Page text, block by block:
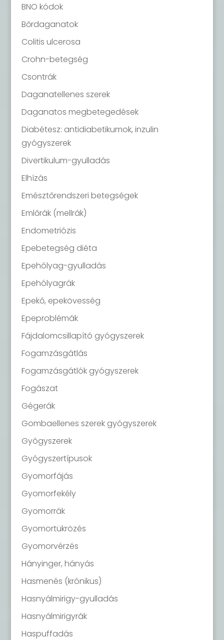
BNO kódok
Bőrdaganatok
Colitis ulcerosa
Crohn-betegség
Csontrák
Daganatellenes szerek
Daganatos megbetegedések
Diabétesz: antidiabetikumok, inzulin
gyógyszerek
Divertikulum-gyulladás
Elhízás
Emésztőrendszeri betegségek
Emlőrák (mellrák)
Endometriózis
Epebetegség diéta
Epehólyag-gyulladás
Epehólyagrák
Epekő, epekövesség
Epeproblémák
Fájdalomcsillapító gyógyszerek
Fogamzásgátlás
Fogamzásgátlók gyógyszerek
Fogászat
Gégerák
Gombaellenes szerek gyógyszerek
Gyógyszerek
Gyógyszertípusok
Gyomorfájás
Gyomorfekély
Gyomorrák
Gyomortükrözés
Gyomorvérzés
Hányinger, hányás
Hasmenés (krónikus)
Hasnyálmirigy-gyulladás
Hasnyálmirigyrák
Haspuffadás